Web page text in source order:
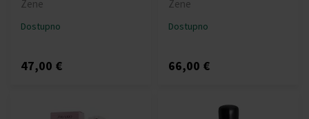
Žene
Dostupno
47,00 €
Žene
Dostupno
66,00 €